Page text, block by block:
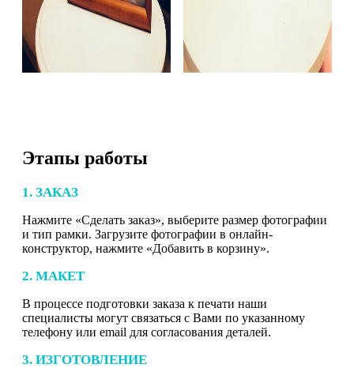
Этапы работы
1. ЗАКАЗ
Нажмите «Сделать заказ», выберите размер фотографии
и тип рамки. Загрузите фотографии в онлайн-
конструктор, нажмите «Добавить в корзину».
2. МАКЕТ
В процессе подготовки заказа к печати наши
специалисты могут связаться с Вами по указанному
телефону или email для согласования деталей.
3. ИЗГОТОВЛЕНИЕ